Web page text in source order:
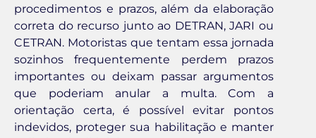
procedimentos e prazos, além da elaboração
correta do recurso junto ao DETRAN, JARI ou
CETRAN. Motoristas que tentam essa jornada
sozinhos frequentemente perdem prazos
importantes ou deixam passar argumentos
que poderiam anular a multa. Com a
orientação certa, é possível evitar pontos
indevidos, proteger sua habilitação e manter